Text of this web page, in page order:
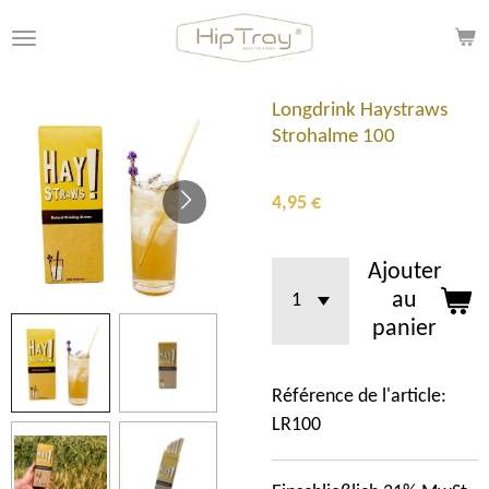
au
Longdrink Haystraws
Strohalme 100
4,95 €
Ajouter
au
panier
Référence de l'article:
LR100